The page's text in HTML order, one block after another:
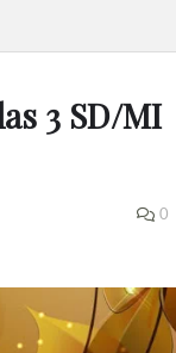
3 SD/MI
0